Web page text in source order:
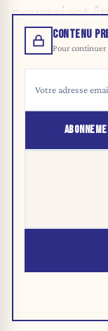
pourraient
CONTENU
Pour continuer